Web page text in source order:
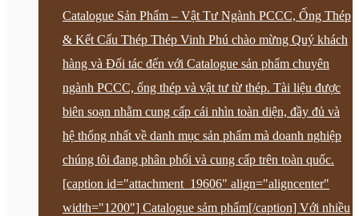
Catalogue Sản Phẩm – Vật Tư Ngành PCCC, Ống Thép
& Kết Cấu Thép Thép Vinh Phú chào mừng Quý khách
hàng và Đối tác đến với Catalogue sản phẩm chuyên
ngành PCCC, ống thép và vật tư từ thép. Tài liệu được
biên soạn nhằm cung cấp cái nhìn toàn diện, đầy đủ và
hệ thống nhất về danh mục sản phẩm mà doanh nghiệp
chúng tôi đang phân phối và cung cấp trên toàn quốc.
[caption id="attachment_19606" align="aligncenter"
width="1200"] Catalogue sảm phẩm[/caption] Với nhiều